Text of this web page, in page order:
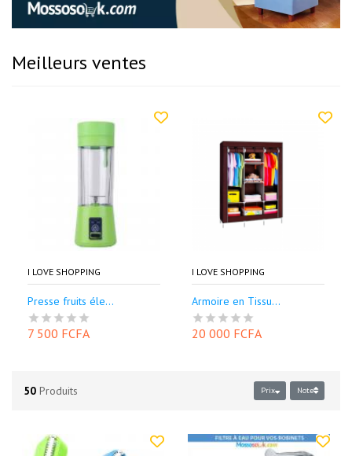
Meilleurs ventes
I LOVE SHOPPING
Presse fruits éle...
7 500 FCFA
I LOVE SHOPPING
Armoire en Tissu...
20 000 FCFA
50 Produits Prix Note